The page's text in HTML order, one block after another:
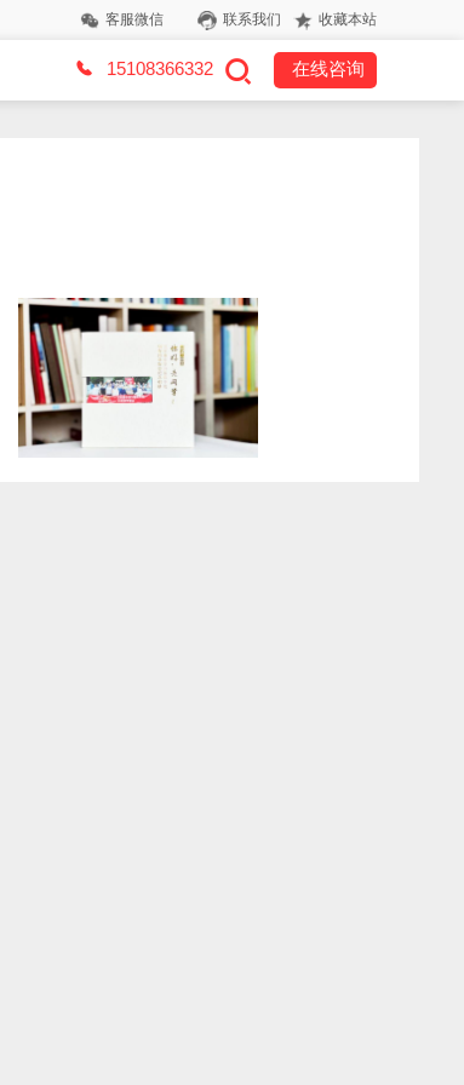
客服微信 联系我们 收藏本站
15108366332 在线咨询